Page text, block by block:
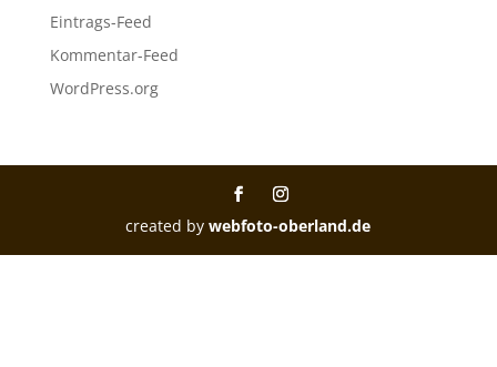
Eintrags-Feed
Kommentar-Feed
WordPress.org
created bywebfoto-oberland.de